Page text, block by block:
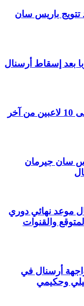
تتويج باريس سان
بعد إسقاط أرسنال
باريس سان جيرمان يحافظ على 10 لاعبين من آخر
سان جيرمان
موعد نهائي دوري
المتوقع والقنوات
أرسنال في
وحكيمي